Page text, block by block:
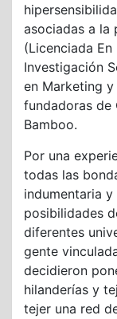
asociadas a la
(Licenciada
Investigación
en Marketing
fundadoras de
Bamboo.
Por una
todas las
indumentaria
posibilidades
diferentes
gente
decidieron
hilanderías y
tejer una red